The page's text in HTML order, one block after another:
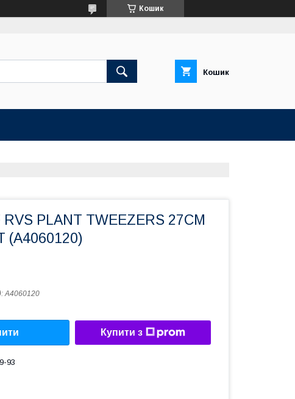
Кошик
Кошик
RVS PLANT TWEEZERS 27CM
(A4060120)
A4060120
Купити з
93